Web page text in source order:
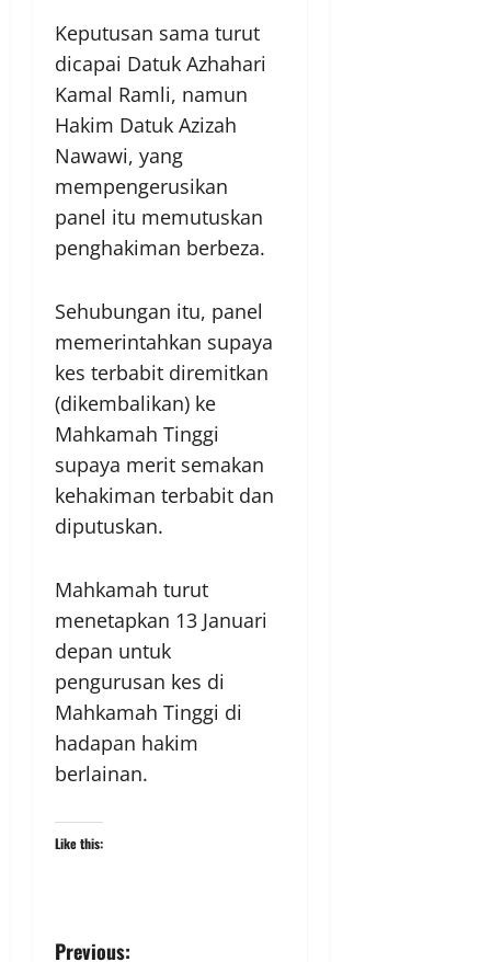
Keputusan sama turut
dicapai Datuk Azhahari
Kamal Ramli, namun
Hakim Datuk Azizah
Nawawi, yang
mempengerusikan
panel itu memutuskan
penghakiman berbeza.
Sehubungan itu, panel
memerintahkan supaya
kes terbabit diremitkan
(dikembalikan) ke
Mahkamah Tinggi
supaya merit semakan
kehakiman terbabit dan
diputuskan.
Mahkamah turut
menetapkan 13 Januari
depan untuk
pengurusan kes di
Mahkamah Tinggi di
hadapan hakim
berlainan.
Like this:
Previous: